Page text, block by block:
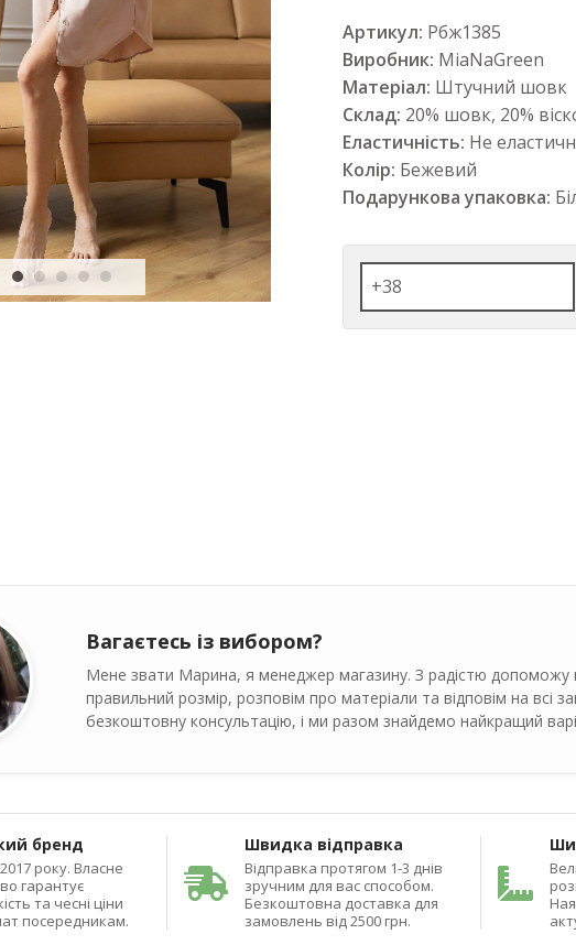
Артикул: Рбж1385
Виробник: MiaNaGreen
Матеріал: Штучний шовк
Склад: 20% шовк, 20%
Еластичність: Не
Колір: Бежевий
Подарункова упаковка:
Вагаєтесь із вибором?
Мене звати Марина, я менеджер магазину. З радістю допоможу
правильний розмір, розповім про матеріали та відповім на всі
безкоштовну консультацію, і ми разом знайдемо найкращий
бренд
року. Власне
гарантує
та чесні ціни
посередникам.
Швидка відправка
Відправка протягом 1-3 днів
зручним для вас способом.
Безкоштовна доставка для
замовлень від 2500 грн.